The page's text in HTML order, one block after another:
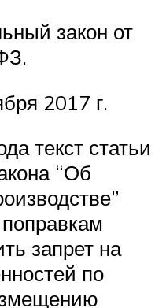
закон от
2017 г.
текст статьи
“Об
запрет на
по